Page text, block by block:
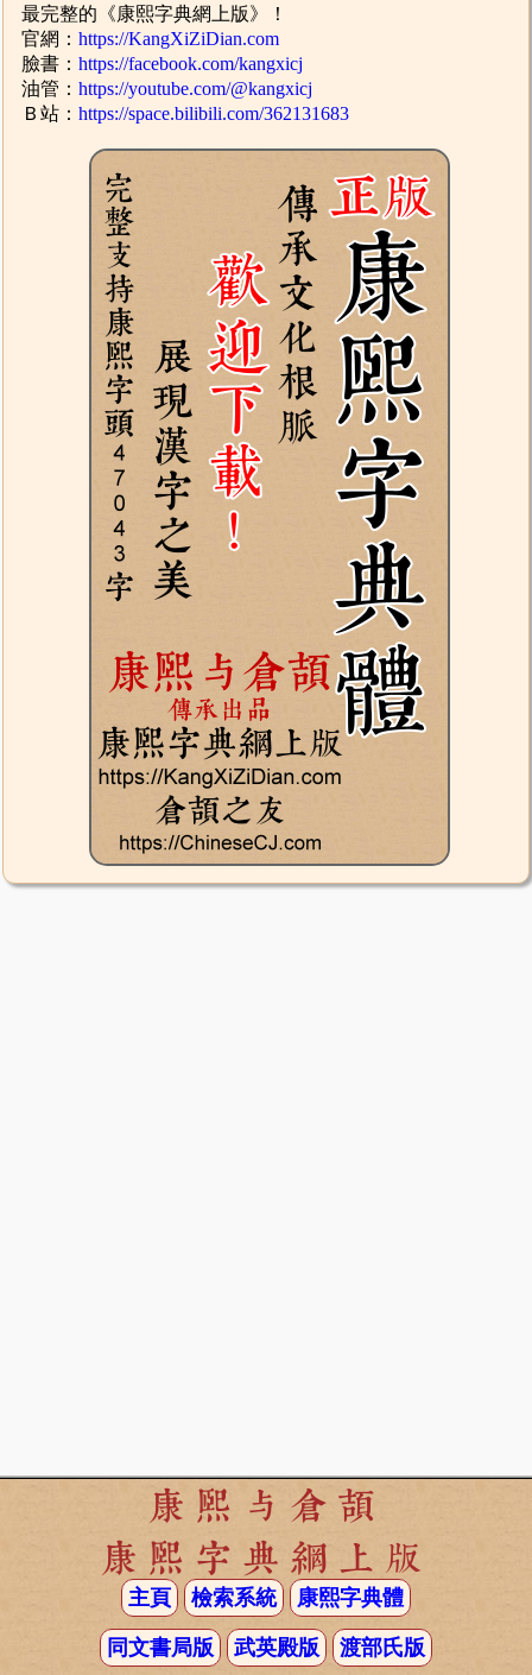
最完整的《康熙字典網上版》！
官網：https://KangXiZiDian.com
臉書：https://facebook.com/kangxicj
油管：https://youtube.com/@kangxicj
Ｂ站：https://space.bilibili.com/362131683
康熙与倉頡
康熙字典網上版
主頁 檢索系統 康熙字典體
同文書局版 武英殿版 渡部氏版